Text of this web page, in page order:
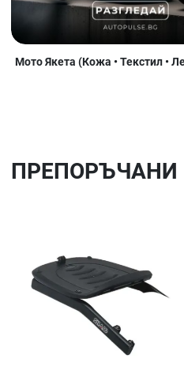
Мото Якета (Кожа • Текстил •
ПРЕПОРЪЧАНИ